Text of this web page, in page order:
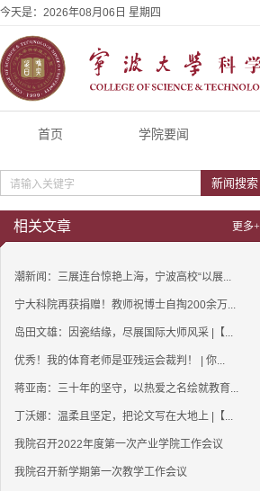
今天是： 2026年08月06日 星期四
首页 学院要闻
新闻搜索
相关文章 更多+
潮新闻：三展连台惊艳上海，宁波高校“以展...
宁大科院再获捐赠！教师祝博士自掏200余万...
岛田文雄：因瓷结缘，尽展国际大师风采 |【...
优秀！我的体育老师是亚残运会裁判！ | 你...
蒋亚南：三十年的坚守，以热爱之名绘就教育...
丁沃娜：温柔且坚定，把论文写在大地上 |【...
我院召开2022年度第一次产业学院工作会议
我院召开新学期第一次教学工作会议